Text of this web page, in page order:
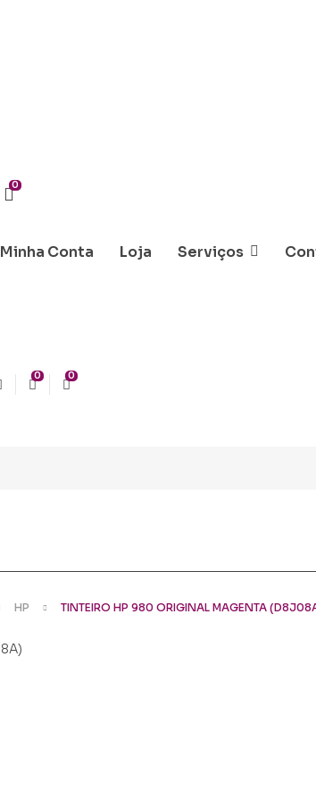
0
Minha Conta Loja Serviços
0 0
HP TINTEIRO HP 980 ORIGINAL MAGENTA